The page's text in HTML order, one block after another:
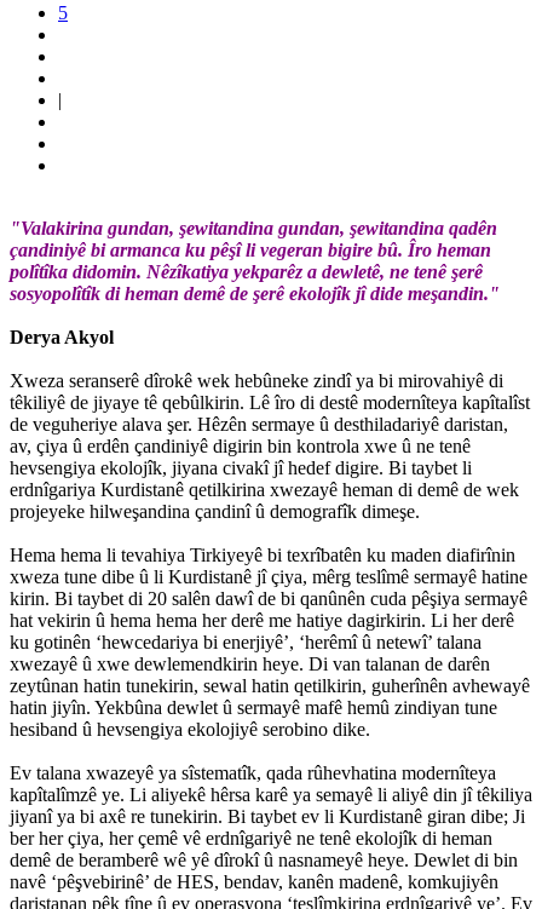
5
|
"Valakirina gundan, şewitandina gundan, şewitandina qadên
çandiniyê bi armanca ku pêşî li vegeran bigire bû. Îro heman
polîtîka didomin. Nêzîkatiya yekparêz a dewletê, ne tenê şerê
sosyopolîtîk di heman demê de şerê ekolojîk jî dide meşandin."
Derya Akyol
Xweza seranserê dîrokê wek hebûneke zindî ya bi mirovahiyê di
têkiliyê de jiyaye tê qebûlkirin. Lê îro di destê modernîteya kapîtalîst
de veguheriye alava şer. Hêzên sermaye û desthiladariyê daristan,
av, çiya û erdên çandiniyê digirin bin kontrola xwe û ne tenê
hevsengiya ekolojîk, jiyana civakî jî hedef digire. Bi taybet li
erdnîgariya Kurdistanê qetilkirina xwezayê heman di demê de wek
projeyeke hilweşandina çandinî û demografîk dimeşe.
Hema hema li tevahiya Tirkiyeyê bi texrîbatên ku maden diafirînin
xweza tune dibe û li Kurdistanê jî çiya, mêrg teslîmê sermayê hatine
kirin. Bi taybet di 20 salên dawî de bi qanûnên cuda pêşiya sermayê
hat vekirin û hema hema her derê me hatiye dagirkirin. Li her derê
ku gotinên ‘hewcedariya bi enerjiyê’, ‘herêmî û netewî’ talana
xwezayê û xwe dewlemendkirin heye. Di van talanan de darên
zeytûnan hatin tunekirin, sewal hatin qetilkirin, guherînên avhewayê
hatin jiyîn. Yekbûna dewlet û sermayê mafê hemû zindiyan tune
hesiband û hevsengiya ekolojiyê serobino dike.
Ev talana xwazeyê ya sîstematîk, qada rûhevhatina modernîteya
kapîtalîmzê ye. Li aliyekê hêrsa karê ya semayê li aliyê din jî têkiliya
jiyanî ya bi axê re tunekirin. Bi taybet ev li Kurdistanê giran dibe; Ji
ber her çiya, her çemê vê erdnîgariyê ne tenê ekolojîk di heman
demê de beramberê wê yê dîrokî û nasnameyê heye. Dewlet di bin
navê ‘pêşvebirinê’ de HES, bendav, kanên madenê, komkujiyên
daristanan pêk tîne û ev operasyona ‘teslîmkirina erdnîgariyê ye’. Ev